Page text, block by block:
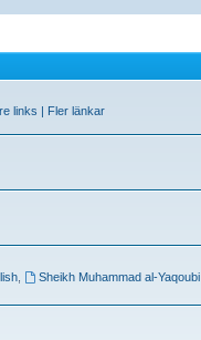
links | Fler länkar
,
Sheikh Muhammad al-Yaqoubi